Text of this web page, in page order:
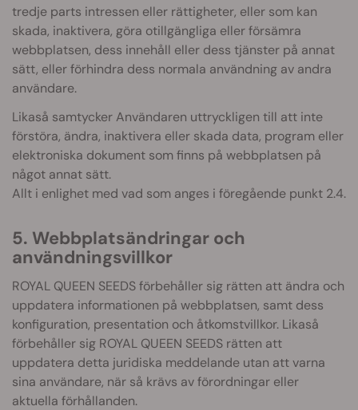
tredje parts intressen eller rättigheter, eller som kan
skada, inaktivera, göra otillgängliga eller försämra
webbplatsen, dess innehåll eller dess tjänster på annat
sätt, eller förhindra dess normala användning av andra
användare.
Likaså samtycker Användaren uttryckligen till att inte
förstöra, ändra, inaktivera eller skada data, program eller
elektroniska dokument som finns på webbplatsen på
något annat sätt.
Allt i enlighet med vad som anges i föregående punkt 2.4.
5. Webbplatsändringar och
användningsvillkor
ROYAL QUEEN SEEDS förbehåller sig rätten att ändra och
uppdatera informationen på webbplatsen, samt dess
konfiguration, presentation och åtkomstvillkor. Likaså
förbehåller sig ROYAL QUEEN SEEDS rätten att
uppdatera detta juridiska meddelande utan att varna
sina användare, när så krävs av förordningar eller
aktuella förhållanden.